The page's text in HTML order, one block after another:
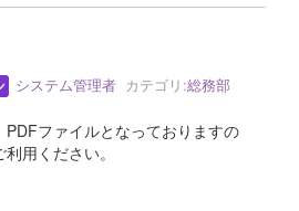
システム管理者 カテゴリ:総務部
ファイルとなっておりますの
用ください。